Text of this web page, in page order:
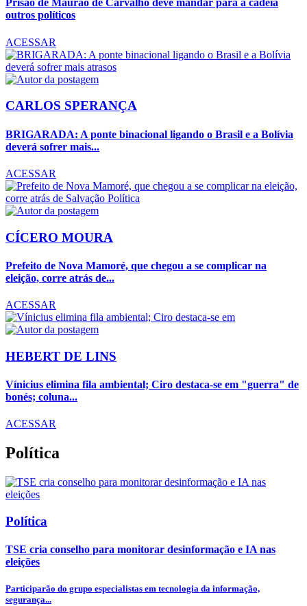
Prisão de Maurão de Carvalho deve mandar para a cadeia
outros políticos
ACESSAR
CARLOS SPERANÇA
BRIGARADA: A ponte binacional ligando o Brasil e a Bolívia
deverá sofrer mais...
ACESSAR
CÍCERO MOURA
Prefeito de Nova Mamoré, que chegou a se complicar na
eleição, corre atrás de...
ACESSAR
HEBERT DE LINS
Vínicius elimina fila ambiental; Ciro destaca-se em "guerra" de
bonés; coluna...
ACESSAR
Política
Política
TSE cria conselho para monitorar desinformação e IA nas
eleições
Participarão do grupo especialistas em tecnologia da informação,
segurança...